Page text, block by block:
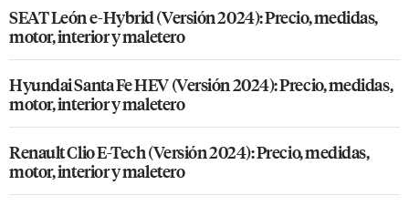
SEAT León e-Hybrid (Versión 2024): Precio, medidas,
motor, interior y maletero
Hyundai Santa Fe HEV (Versión 2024): Precio, medidas,
motor, interior y maletero
Renault Clio E-Tech (Versión 2024): Precio, medidas,
motor, interior y maletero